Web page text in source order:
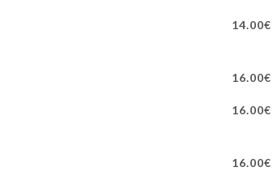
14.00€
16.00€
16.00€
16.00€